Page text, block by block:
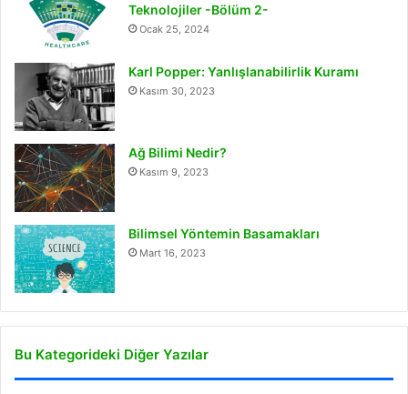
Teknolojiler -Bölüm 2-
Ocak 25, 2024
Karl Popper: Yanlışlanabilirlik Kuramı
Kasım 30, 2023
Ağ Bilimi Nedir?
Kasım 9, 2023
Bilimsel Yöntemin Basamakları
Mart 16, 2023
Bu Kategorideki Diğer Yazılar